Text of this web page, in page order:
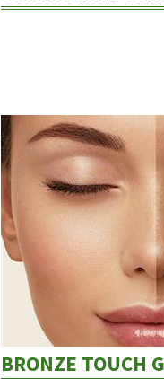
BRONZE TOUCH